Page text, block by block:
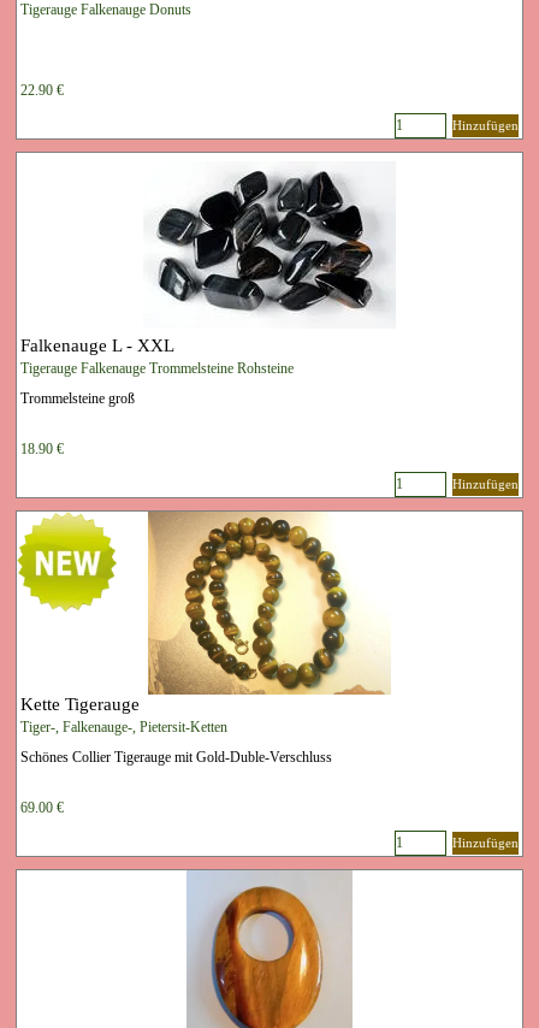
Tigerauge Falkenauge Donuts
22.90 €
Hinzufügen
Falkenauge L - XXL
Tigerauge Falkenauge Trommelsteine Rohsteine
Trommelsteine groß
18.90 €
Hinzufügen
Kette Tigerauge
Tiger-, Falkenauge-, Pietersit-Ketten
Schönes Collier Tigerauge mit Gold-Duble-Verschluss
69.00 €
Hinzufügen